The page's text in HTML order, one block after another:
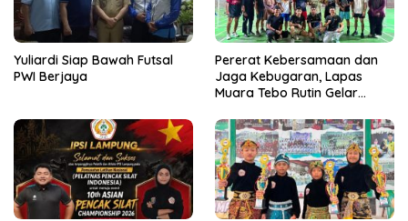
Yuliardi Siap Bawah Futsal
PWI Berjaya
Pererat Kebersamaan dan
Jaga Kebugaran, Lapas
Muara Tebo Rutin Gelar